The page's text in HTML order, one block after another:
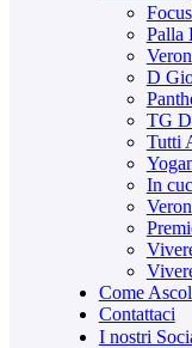
Palla
D
TG
Tutti
In
Come
Contattaci
I nostri